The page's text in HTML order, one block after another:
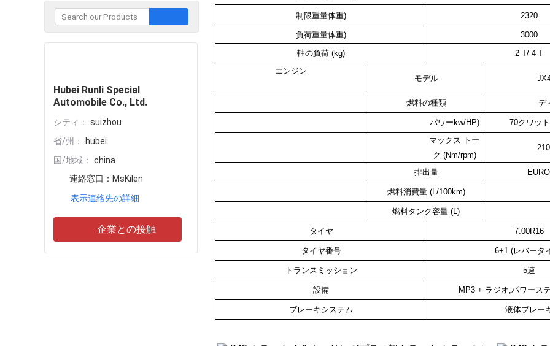
Hubei Runli Special
Automobile Co., Ltd.
シティ：
suizhou
省/州：
hubei
国/地域：
china
連絡窓口： MsKilen
表示連絡先の詳細
企業との接触
制限重量体重) 2320
負荷重量体重)
3000
軸の負荷 (kg)
2 T/ 4 T
エンジン
モデル
燃料の種類 デ
パワー kw/HP) 70クワッ
マックス トー
ク (Nm/rpm)
排出量 EURO
燃料消費量 (L/100km)
燃料タンク容量 (L)
タイヤ 7.00R16
タイヤ番号 6+1 (レバータ
トランスミッション 5速
設備 MP3 + ラジオ,パワース
ブレーキシステム 液体ブレー